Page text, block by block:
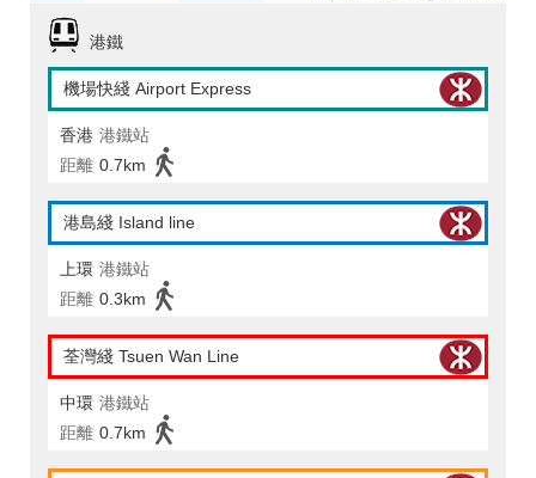
港鐵
機場快綫 Airport Express
香港 港鐵站
距離 0.7km
港島綫 Island line
上環 港鐵站
距離 0.3km
荃灣綫 Tsuen Wan Line
中環 港鐵站
距離 0.7km